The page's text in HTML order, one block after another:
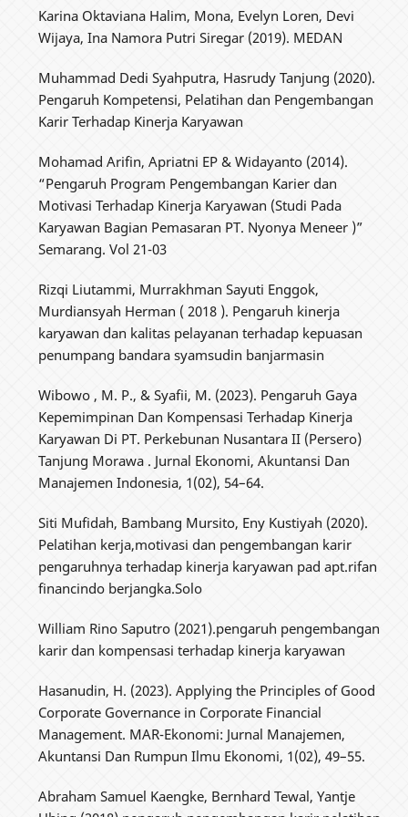
Karina Oktaviana Halim, Mona, Evelyn Loren, Devi
Wijaya, Ina Namora Putri Siregar (2019). MEDAN
Muhammad Dedi Syahputra, Hasrudy Tanjung (2020).
Pengaruh Kompetensi, Pelatihan dan Pengembangan
Karir Terhadap Kinerja Karyawan
Mohamad Arifin, Apriatni EP & Widayanto (2014).
“Pengaruh Program Pengembangan Karier dan
Motivasi Terhadap Kinerja Karyawan (Studi Pada
Karyawan Bagian Pemasaran PT. Nyonya Meneer )”
Semarang. Vol 21-03
Rizqi Liutammi, Murrakhman Sayuti Enggok,
Murdiansyah Herman ( 2018 ). Pengaruh kinerja
karyawan dan kalitas pelayanan terhadap kepuasan
penumpang bandara syamsudin banjarmasin
Wibowo , M. P., & Syafii, M. (2023). Pengaruh Gaya
Kepemimpinan Dan Kompensasi Terhadap Kinerja
Karyawan Di PT. Perkebunan Nusantara II (Persero)
Tanjung Morawa . Jurnal Ekonomi, Akuntansi Dan
Manajemen Indonesia, 1(02), 54–64.
Siti Mufidah, Bambang Mursito, Eny Kustiyah (2020).
Pelatihan kerja,motivasi dan pengembangan karir
pengaruhnya terhadap kinerja karyawan pad apt.rifan
financindo berjangka.Solo
William Rino Saputro (2021).pengaruh pengembangan
karir dan kompensasi terhadap kinerja karyawan
Hasanudin, H. (2023). Applying the Principles of Good
Corporate Governance in Corporate Financial
Management. MAR-Ekonomi: Jurnal Manajemen,
Akuntansi Dan Rumpun Ilmu Ekonomi, 1(02), 49–55.
Abraham Samuel Kaengke, Bernhard Tewal, Yantje